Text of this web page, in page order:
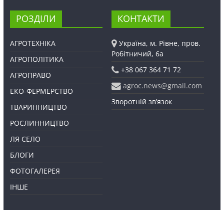
РОЗДІЛИ
АГРОТЕХНІКА
АГРОПОЛІТИКА
АГРОПРАВО
ЕКО-ФЕРМЕРСТВО
ТВАРИННИЦТВО
РОСЛИННИЦТВО
ЛЯ СЕЛО
БЛОГИ
ФОТОГАЛЕРЕЯ
ІНШЕ
КОНТАКТИ
Україна, м. Рівне, пров.
Робітничий, 6а
+38 067 364 71 72
agroc.news@gmail.com
Зворотній зв’язок